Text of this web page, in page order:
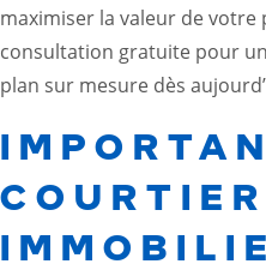
maximiser la valeur de votre
consultation gratuite pour
plan sur mesure dès
COURTIER